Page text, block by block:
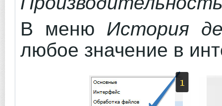
В меню История
любое значение в